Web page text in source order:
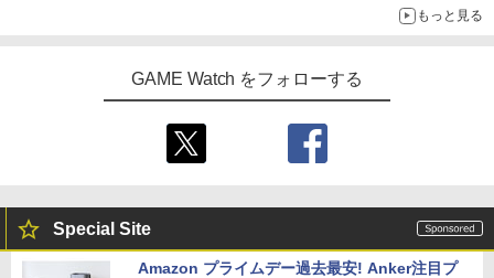
もっと見る
GAME Watch をフォローする
Special Site
Amazon プライムデー過去最安! Anker注目プ